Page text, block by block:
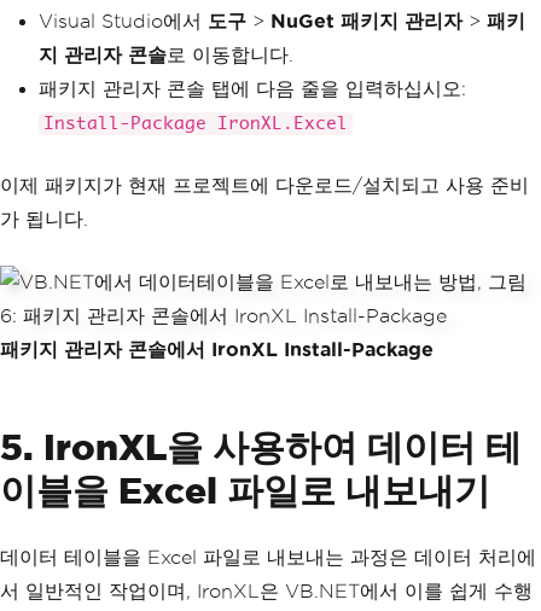
Visual Studio에서 도구 > NuGet 패키지 관리자> 패키
지 관리자 콘솔로 이동합니다.
패키지 관리자 콘솔 탭에 다음 줄을 입력하십시오:
Install-Package IronXL.Excel
이제 패키지가 현재 프로젝트에 다운로드/설치되고 사용 준비
가 됩니다.
패키지 관리자 콘솔에서 IronXL Install-Package
5. IronXL을 사용하여 데이터 테
이블을 Excel 파일로 내보내기
데이터 테이블을 Excel 파일로 내보내는 과정은 데이터 처리에
서 일반적인 작업이며, IronXL은 VB.NET에서 이를 쉽게 수행